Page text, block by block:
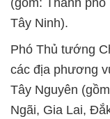
(gồm: Thành
Tây Ninh).
Phó Thủ tướng
các địa phương
Tây Nguyên
Ngãi, Gia Lai,